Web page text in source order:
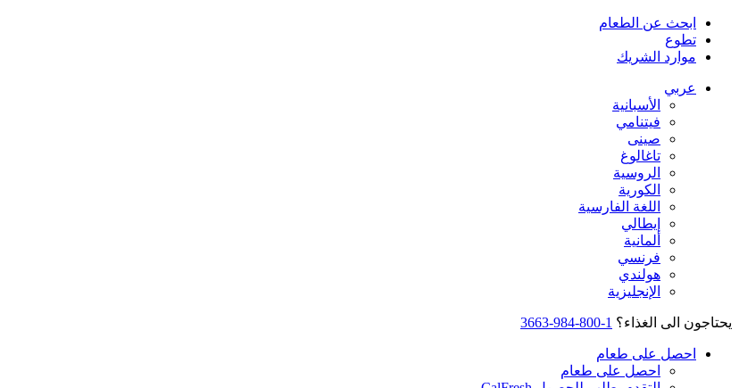
ابحث عن الطعام
تطوع
موارد الشريك
عربي
الأسبانية
فيتنامي
صينى
تاغالوغ
الروسية
الكورية
اللغة الفارسية
إيطالي
ألمانية
فرنسي
هولندي
الإنجليزية
يحتاجون الى الغذاء؟ 1-800-984-3663
احصل على طعام
احصل على طعام